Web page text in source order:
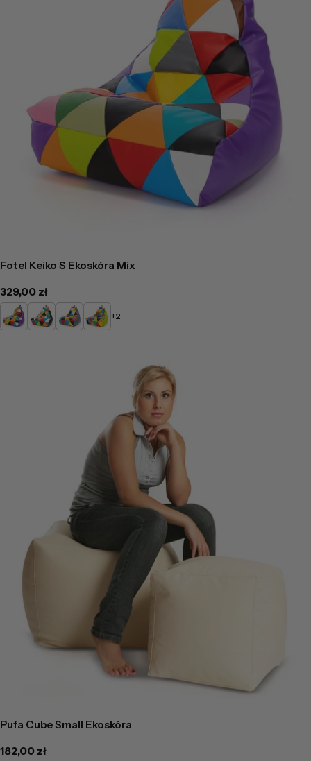
Fotel Keiko S Ekoskóra Mix
Cena
regularna
329,00 zł
Fioletowy
Mix
Czarny
Mix
Popielaty
Mix
Limonkowy
Mix
+2
Pufa Cube Small Ekoskóra
Cena
182,00 zł